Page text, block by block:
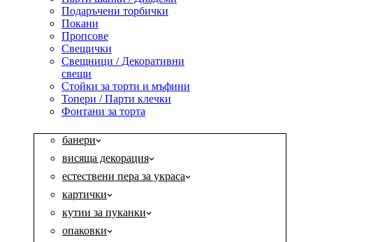
Подаръчени торбички
Покани
Пропсове
Свещички
Свещници / Декоративни
свещи
Стойки за торти и мъфини
Топери / Парти клечки
Фонтани за торта
банери
висяща декорация
естествени пера за украса
картички
кутии за пуканки
опаковки